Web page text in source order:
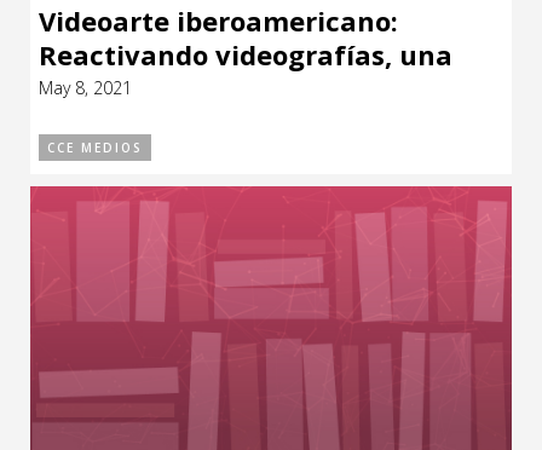
Videoarte iberoamericano:
Reactivando videografías, una
exposición gratuita del CCE hasta
May 8, 2021
CCE MEDIOS